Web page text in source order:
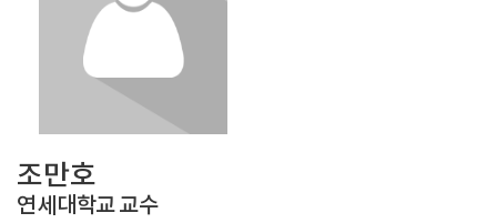
조만호
연세대학교교수